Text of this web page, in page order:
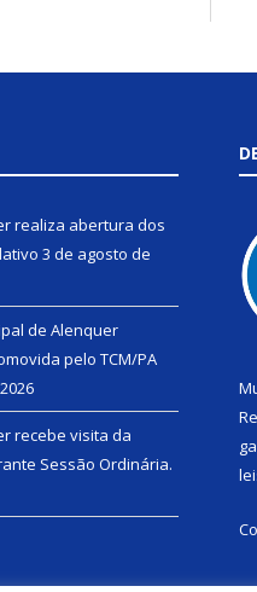
realiza abertura dos
3 de agosto de
de Alenquer
pelo TCM/PA
recebe visita da
Sessão Ordinária.